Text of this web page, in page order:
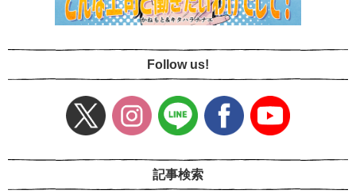
Follow us!
記事検索